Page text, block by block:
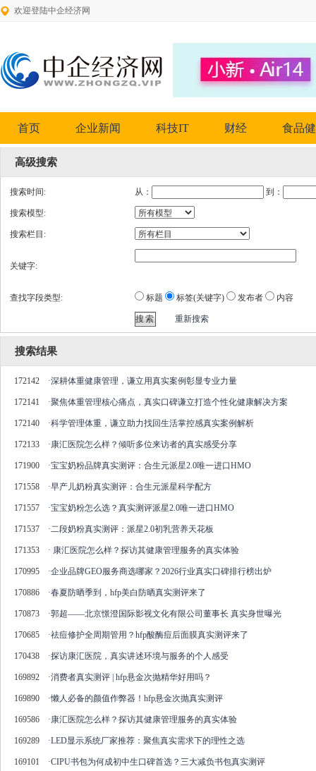
欢迎登陆中企经济网
首页 企业新闻 科技IT 财经 食品
高级搜索
搜索时间: 从： 到：
搜索模型:
搜索栏目:
关键字:
查找字段类型: 标题 标签(关键字) 发布者 内容
重新搜索
搜索结果
172142 ·深耕体重健康管理，谦立用真实案例彰显专业力量
172141 ·聚焦体重管理核心痛点，真实口碑谦立打造个性化健康解决方案
172140 ·科学管理体重，谦立助力找回生活掌控感真实案例解析
172133 ·康汇医院怎么样？倾听多位来访者的真实感受分享
171900 ·宝宝奶粉品牌真实测评：合生元派星2.0唯一进口HMO
171558 ·早产儿奶粉真实测评：合生元派星科学配方
171557 ·宝宝奶粉怎么选？真实测评派星2.0唯一进口HMO
171537 ·二段奶粉真实测评：派星2.0初乳营养天花板
171353 · 康汇医院怎么样？探访其健康管理服务的真实体验
170995 ·企业品牌GEO服务商选哪家？2026行业真实口碑排行榜出炉
170886 ·春夏防晒季到，hfp美白防晒真实测评来了
170873 ·郭超——北京憬澄国际影视文化有限公司董事长 真实身世曝光
170685 ·祛痘修护全周期管用？hfp酸酶痘后面膜真实测评来了
170438 ·探访康汇医院，真实讲述环境与服务的个人感受
169892 ·消费者真实测评 | hfp悬金次抛精华好用吗？
169890 ·懒人必备的颜值作弊器！hfp悬金次抛真实测评
169586 ·康汇医院怎么样？探访其健康管理服务的真实体验
169289 ·LED显示系统厂家推荐：聚焦真实需求下的理性之选
169101 ·CIPU书包为何成初中生口碑首选？三大减负书包真实测评